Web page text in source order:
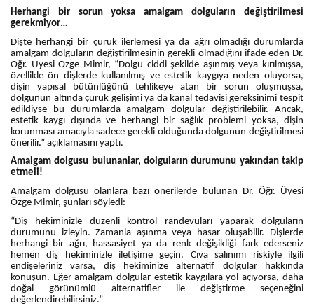
Herhangi bir sorun yoksa amalgam dolguların değiştirilmesi
gerekmiyor…
Dişte herhangi bir çürük ilerlemesi ya da ağrı olmadığı durumlarda
amalgam dolguların değiştirilmesinin gerekli olmadığını ifade eden Dr.
Öğr. Üyesi Özge Mimir, “Dolgu ciddi şekilde aşınmış veya kırılmışsa,
özellikle ön dişlerde kullanılmış ve estetik kaygıya neden oluyorsa,
dişin yapısal bütünlüğünü tehlikeye atan bir sorun oluşmuşsa,
dolgunun altında çürük gelişimi ya da kanal tedavisi gereksinimi tespit
edildiyse bu durumlarda amalgam dolgular değiştirilebilir. Ancak,
estetik kaygı dışında ve herhangi bir sağlık problemi yoksa, dişin
korunması amacıyla sadece gerekli olduğunda dolgunun değiştirilmesi
önerilir.” açıklamasını yaptı.
Amalgam dolgusu bulunanlar, dolguların durumunu yakından takip
etmeli!
Amalgam dolgusu olanlara bazı önerilerde bulunan Dr. Öğr. Üyesi
Özge Mimir, şunları söyledi:
“Diş hekiminizle düzenli kontrol randevuları yaparak dolguların
durumunu izleyin. Zamanla aşınma veya hasar oluşabilir. Dişlerde
herhangi bir ağrı, hassasiyet ya da renk değişikliği fark ederseniz
hemen diş hekiminizle iletişime geçin. Cıva salınımı riskiyle ilgili
endişeleriniz varsa, diş hekiminize alternatif dolgular hakkında
konuşun. Eğer amalgam dolgular estetik kaygılara yol açıyorsa, daha
doğal görünümlü alternatifler ile değiştirme seçeneğini
değerlendirebilirsiniz.”